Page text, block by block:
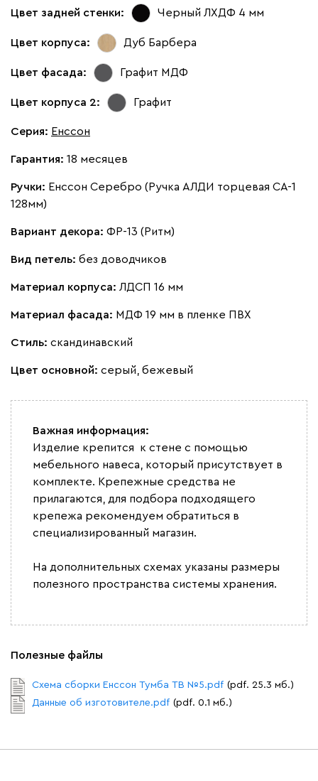
Цвет задней стенки: Черный ЛХДФ 4 мм
Цвет корпуса: Дуб Барбера
Цвет фасада: Графит МДФ
Цвет корпуса 2: Графит
Серия: Енссон
Гарантия: 18 месяцев
Ручки: Енссон Серебро (Ручка АЛДИ торцевая CA-1
128мм)
Вариант декора: ФР-13 (Ритм)
Вид петель: без доводчиков
Материал корпуса: ЛДСП 16 мм
Материал фасада: МДФ 19 мм в пленке ПВХ
Стиль: скандинавский
Цвет основной: серый, бежевый
Важная информация:
Изделие крепится к стене с помощью
мебельного навеса, который присутствует в
комплекте. Крепежные средства не
прилагаются, для подбора подходящего
крепежа рекомендуем обратиться в
специализированный магазин.
На дополнительных схемах указаны размеры
полезного пространства системы хранения.
Полезные файлы
Схема сборки Енссон Тумба ТВ №5.pdf (pdf. 25.3 мб.)
Данные об изготовителе.pdf (pdf. 0.1 мб.)